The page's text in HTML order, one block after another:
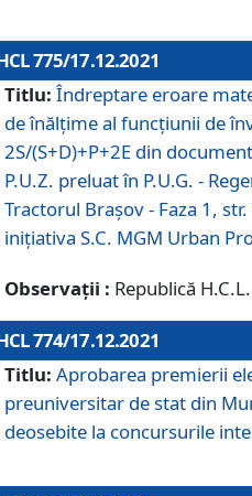
775/17.12.2021
Titlu: Îndreptare eroare
de înălţime al funcţiunii de
2S/(S+D)+P+2E din
P.U.Z. preluat în P.U.G. -
Tractorul Braşov - Faza 1,
iniţiativa S.C. MGM Urban
Observații : Republică
774/17.12.2021
Titlu: Aprobarea premierii
preuniversitar de stat din
deosebite la concursurile